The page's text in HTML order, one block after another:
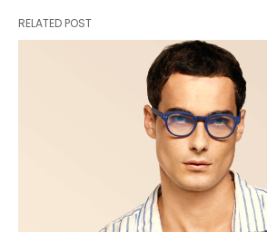
RELATED POST